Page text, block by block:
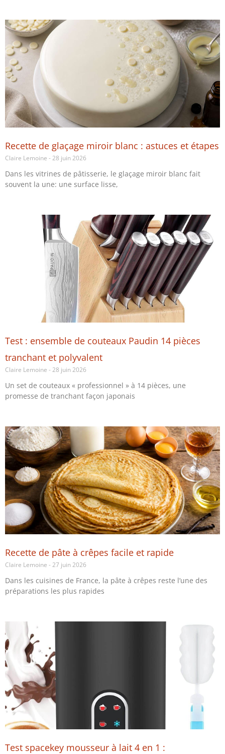
Recette de glaçage miroir blanc : astuces et étapes
Claire Lemoine 28 juin 2026
Dans les vitrines de pâtisserie, le glaçage miroir blanc fait
souvent la une: une surface lisse,
Test : ensemble de couteaux Paudin 14 pièces
tranchant et polyvalent
Claire Lemoine 28 juin 2026
Un set de couteaux « professionnel » à 14 pièces, une
promesse de tranchant façon japonais
Recette de pâte à crêpes facile et rapide
Claire Lemoine 27 juin 2026
Dans les cuisines de France, la pâte à crêpes reste l’une des
préparations les plus rapides
Test spacekey mousseur à lait 4 en 1 :